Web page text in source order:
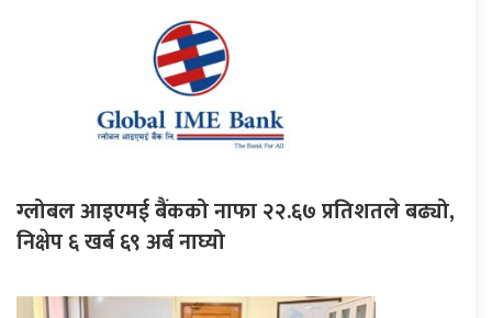
ग्लोबल आइएमई बैंकको नाफा २२.६७ प्रतिशतले बढ्यो,
निक्षेप ६ खर्ब ६९ अर्ब नाघ्यो